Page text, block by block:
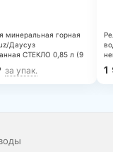
минеральная горная
Даусуз
СТЕКЛО 0,85 л (9
за упак. 1